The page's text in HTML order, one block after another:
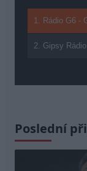
1. Rádio G6 -
2. Gipsy
Poslední